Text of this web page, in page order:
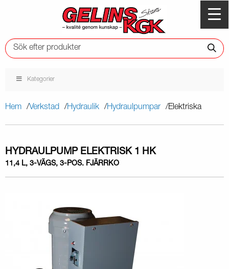
Kategorier
Hem Verkstad Hydraulik Hydraulpumpar Elektriska
HYDRAULPUMP ELEKTRISK 1 HK
11,4 L, 3-VÄGS, 3-POS. FJÄRRKO